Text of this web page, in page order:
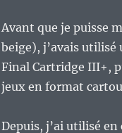
Avant que je puisse
beige), j’avais utilisé
Final Cartridge III+,
jeux en format
Depuis, j’ai utilisé